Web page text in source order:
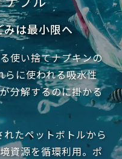
は最小限へ
使い捨てナプキンの
に使われる吸水性
分解するのに掛かる
たペットボトルから
資源を循環利用。ポ